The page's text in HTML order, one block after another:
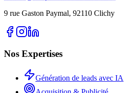
9 rue Gaston Paymal, 92110 Clichy
Nos Expertises
Génération de leads avec IA